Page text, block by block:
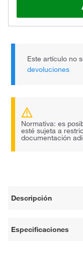
Este artículo no
devoluciones
Normativa: es
esté sujeta a
documentación
Descripción
Especificaciones